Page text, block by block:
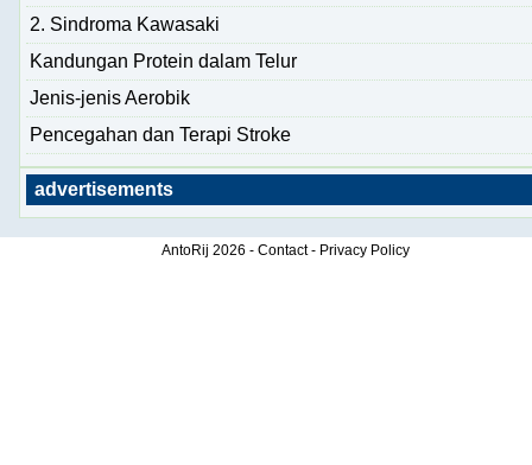
2. Sindroma Kawasaki
Kandungan Protein dalam Telur
Jenis-jenis Aerobik
Pencegahan dan Terapi Stroke
advertisements
AntoRij 2026 - Contact- Privacy Policy